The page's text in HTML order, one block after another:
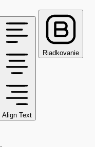
Align Text
Riadkovanie